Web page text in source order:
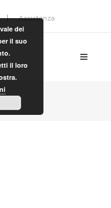
Assistenza
dei
il suo
il loro